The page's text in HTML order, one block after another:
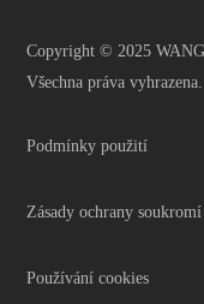
Copyright © 2025
Všechna práva vyhrazena.
Podmínky použití
Zásady ochrany soukromí
Používání cookies